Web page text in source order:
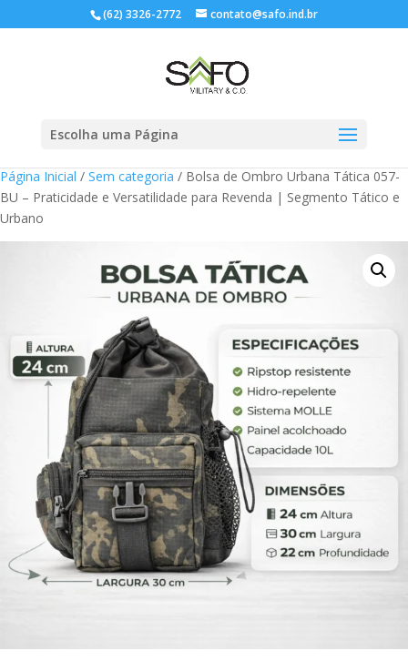
(62) 3326-2772 contato@safo.ind.br
Escolha uma Página
Página Inicial / Sem categoria / Bolsa de Ombro Urbana Tática 057-
BU – Praticidade e Versatilidade para Revenda | Segmento Tático e
Urbano